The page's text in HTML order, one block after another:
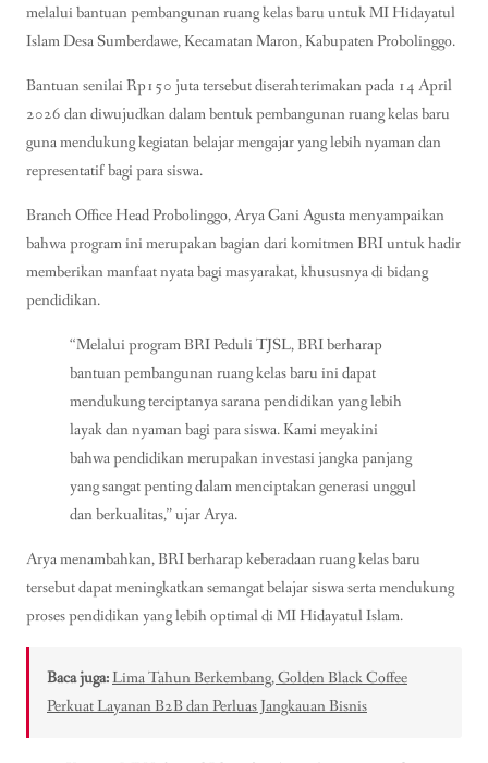
melalui bantuan pembangunan ruang kelas baru untuk MI Hidayatul
Islam Desa Sumberdawe, Kecamatan Maron, Kabupaten Probolinggo.
Bantuan senilai Rp150 juta tersebut diserahterimakan pada 14 April
2026 dan diwujudkan dalam bentuk pembangunan ruang kelas baru
guna mendukung kegiatan belajar mengajar yang lebih nyaman dan
representatif bagi para siswa.
Branch Office Head Probolinggo, Arya Gani Agusta menyampaikan
bahwa program ini merupakan bagian dari komitmen BRI untuk hadir
memberikan manfaat nyata bagi masyarakat, khususnya di bidang
pendidikan.
“Melalui program BRI Peduli TJSL, BRI berharap
bantuan pembangunan ruang kelas baru ini dapat
mendukung terciptanya sarana pendidikan yang lebih
layak dan nyaman bagi para siswa. Kami meyakini
bahwa pendidikan merupakan investasi jangka panjang
yang sangat penting dalam menciptakan generasi unggul
dan berkualitas,” ujar Arya.
Arya menambahkan, BRI berharap keberadaan ruang kelas baru
tersebut dapat meningkatkan semangat belajar siswa serta mendukung
proses pendidikan yang lebih optimal di MI Hidayatul Islam.
Baca juga:Lima Tahun Berkembang, Golden Black Coffee
Perkuat Layanan B2B dan Perluas Jangkauan Bisnis